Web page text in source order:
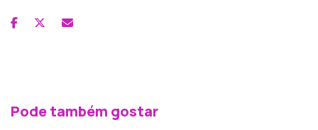
Pode também gostar